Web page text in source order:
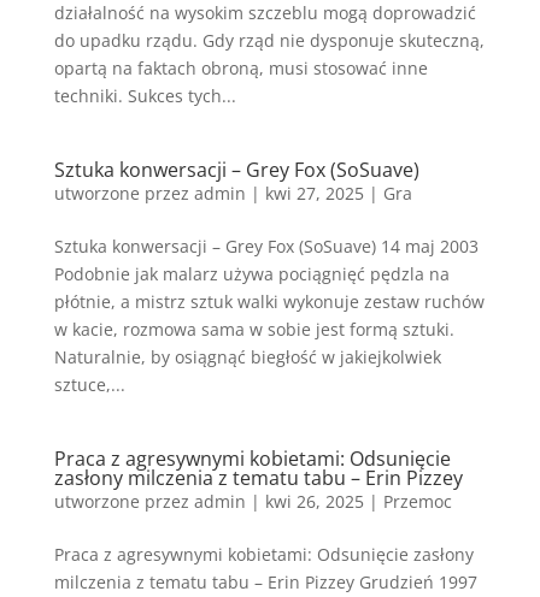
działalność na wysokim szczeblu mogą doprowadzić
do upadku rządu. Gdy rząd nie dysponuje skuteczną,
opartą na faktach obroną, musi stosować inne
techniki. Sukces tych...
Sztuka konwersacji – Grey Fox (SoSuave)
utworzone przez admin | kwi 27, 2025| Gra
Sztuka konwersacji – Grey Fox (SoSuave) 14 maj 2003
Podobnie jak malarz używa pociągnięć pędzla na
płótnie, a mistrz sztuk walki wykonuje zestaw ruchów
w kacie, rozmowa sama w sobie jest formą sztuki.
Naturalnie, by osiągnąć biegłość w jakiejkolwiek
sztuce,...
Praca z agresywnymi kobietami: Odsunięcie
zasłony milczenia z tematu tabu – Erin Pizzey
utworzone przez admin | kwi 26, 2025| Przemoc
Praca z agresywnymi kobietami: Odsunięcie zasłony
milczenia z tematu tabu – Erin Pizzey Grudzień 1997